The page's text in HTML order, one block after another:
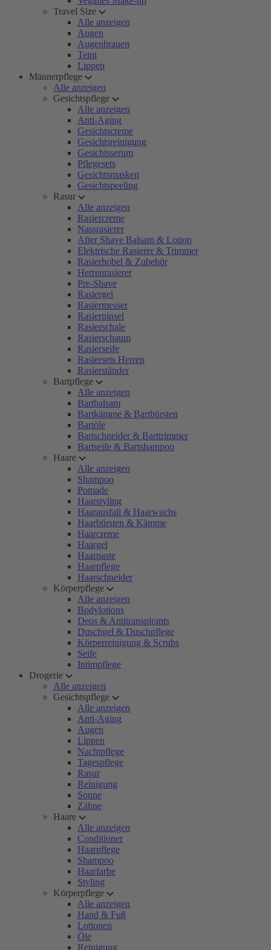
Travel Size
Alle anzeigen
Augen
Augenbrauen
Teint
Lippen
Männerpflege
Alle anzeigen
Gesichtspflege
Alle anzeigen
Anti-Aging
Gesichtscreme
Gesichtsreinigung
Gesichtsserum
Pflegesets
Gesichtsmasken
Gesichtspeeling
Rasur
Alle anzeigen
Rasiercreme
Nassrasierer
After Shave Balsam & Lotion
Elektrische Rasierer & Trimmer
Rasierhobel & Zubehör
Herrenrasierer
Pre-Shave
Rasiergel
Rasiermesser
Rasierpinsel
Rasierschale
Rasierschaum
Rasierseife
Rasiersets Herren
Rasierständer
Bartpflege
Alle anzeigen
Bartbalsam
Bartkämme & Bartbürsten
Bartöle
Bartschneider & Barttrimmer
Bartseife & Bartshampoo
Haare
Alle anzeigen
Shampoo
Pomade
Haarstyling
Haarausfall & Haarwuchs
Haarbürsten & Kämme
Haarcreme
Haargel
Haarpaste
Haarpflege
Haarschneider
Körperpflege
Alle anzeigen
Bodylotions
Deos & Antitranspirants
Duschgel & Duschpflege
Körperreinigung & Scrubs
Seife
Intimpflege
Drogerie
Alle anzeigen
Gesichtspflege
Alle anzeigen
Anti-Aging
Augen
Lippen
Nachtpflege
Tagespflege
Rasur
Reinigung
Sonne
Zähne
Haare
Alle anzeigen
Conditioner
Haarpflege
Shampoo
Haarfarbe
Styling
Körperpflege
Alle anzeigen
Hand & Fuß
Lotionen
Öle
Reinigung